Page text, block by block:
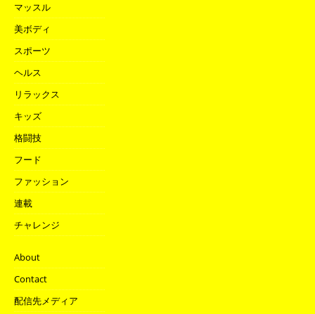
マッスル
美ボディ
スポーツ
ヘルス
リラックス
キッズ
格闘技
フード
ファッション
連載
チャレンジ
About
Contact
配信先メディア